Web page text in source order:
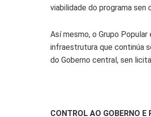
viabilidade do programa sen
Así mesmo, o Grupo
infraestrutura que continúa
do Goberno central, sen
CONTROL AO GOBERNO